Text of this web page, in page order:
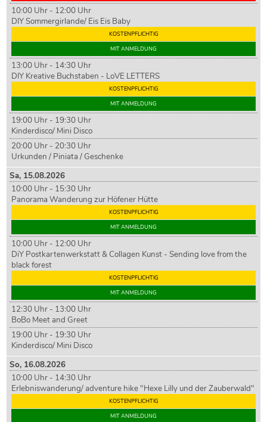
10:00 Uhr - 12:00 Uhr
DIY Sommergirlande/ Eis Eis Baby
KOSTENPFLICHTIG
MIT ANMELDUNG
13:00 Uhr - 14:30 Uhr
DIY Kreative Buchstaben - LoVE LETTERS
KOSTENPFLICHTIG
MIT ANMELDUNG
19:00 Uhr - 19:30 Uhr
Kinderdisco/ Mini Disco
20:00 Uhr - 20:30 Uhr
Urkunden / Piniata / Geschenke
Sa, 15.08.2026
10:00 Uhr - 15:30 Uhr
Panorama Wanderung zur Höfener Hütte
KOSTENPFLICHTIG
MIT ANMELDUNG
10:00 Uhr - 12:00 Uhr
DiY Postkartenwerkstatt & Collagen Kunst - Sending love from the
black forest
KOSTENPFLICHTIG
MIT ANMELDUNG
12:30 Uhr - 13:00 Uhr
BoBo Meet and Greet
19:00 Uhr - 19:30 Uhr
Kinderdisco/ Mini Disco
So, 16.08.2026
10:00 Uhr - 14:30 Uhr
Erlebniswanderung/ adventure hike "Hexe Lilly und der Zauberwald"
KOSTENPFLICHTIG
MIT ANMELDUNG